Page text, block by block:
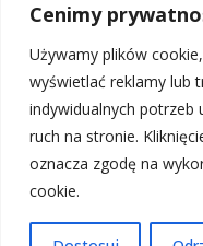
Cenimy
Używamy plików
wyświetlać reklamy lub
indywidualnych potrzeb
ruch na stronie.
oznacza zgodę na
cookie.
10 lutego, 2026
RSVP co to znaczy?
18 lutego, 2026
Mapa